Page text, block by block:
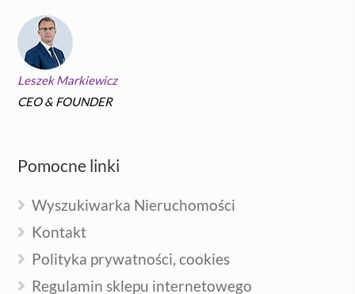
Leszek Markiewicz
CEO & FOUNDER
Pomocne linki
Wyszukiwarka Nieruchomości
Kontakt
Polityka prywatności, cookies
Regulamin sklepu internetowego